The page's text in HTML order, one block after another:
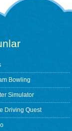
Bowling
Simulator
Driving Quest